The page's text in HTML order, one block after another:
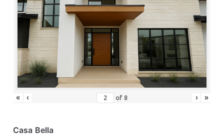
« ‹ of 8 › »
Casa Bella